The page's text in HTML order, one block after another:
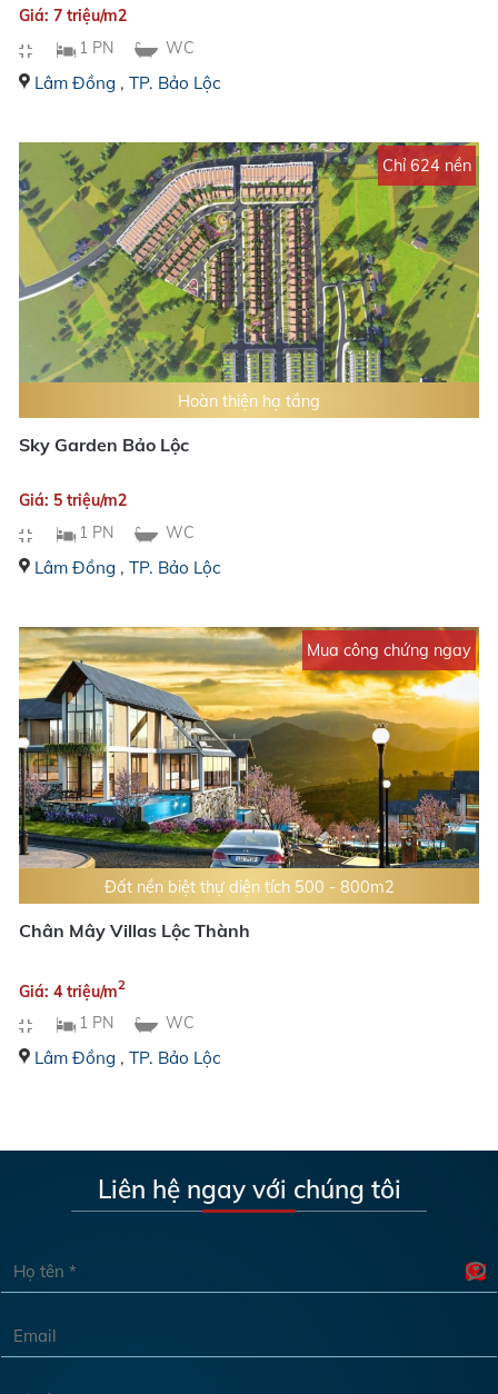
Giá: 7 triệu/m2
1 PN
WC
Lâm Đồng , TP. Bảo Lộc
Chỉ 624 nền
Hoàn thiện hạ tầng
Sky Garden Bảo Lộc
Giá: 5 triệu/m2
1 PN
WC
Lâm Đồng , TP. Bảo Lộc
Mua công chứng ngay
Đất nền biệt thự diện tích 500 - 800m2
Chân Mây Villas Lộc Thành
Giá: 4 triệu/m2
1 PN WC
Lâm Đồng , TP. Bảo Lộc
Liên hệ ngay với chúng tôi